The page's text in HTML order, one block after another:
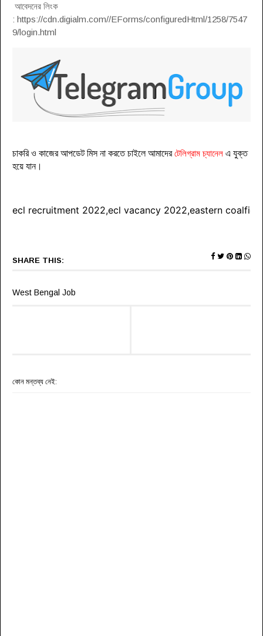
আবেদনের লিংক
: https://cdn.digialm.com//EForms/configuredHtml/1258/7547
9/login.html
চাকরি ও কাজের আপডেট মিস না করতে চাইলে আমাদেরটেলিগ্রাম চ্যানেল এ যুক্ত
হয়ে যান।
ecl recruitment 2022,ecl vacancy 2022,eastern
SHARE THIS:
West Bengal Job
কোন মন্তব্য নেই: